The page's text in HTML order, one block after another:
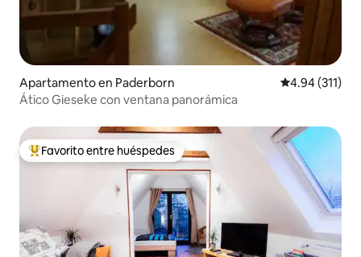
Apartamento en Paderborn Calificación
4.94 (311)
Ático Gieseke con ventana panorámica
Favorito entre huéspedes preferido
Favorito entre huéspedes